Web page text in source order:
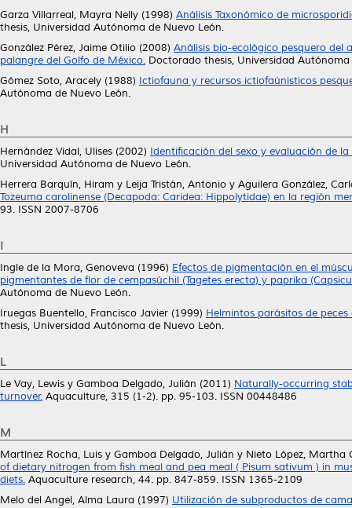
Garza Villarreal, Mayra Nelly (1998) Análisis Taxonómico de
thesis, Universidad Autónoma de Nuevo León.
González Pérez, Jaime Otilio (2008) Análisis bio-ecológico pesquero del
palangre del Golfo de México. Doctorado thesis, Universidad Autónoma
Gómez Soto, Aracely (1988) Ictiofauna y recursos ictiofaúnisticos
Autónoma de Nuevo León.
H
Hernández Vidal, Ulises (2002) Identificación del sexo y evaluación de
Universidad Autónoma de Nuevo León.
Herrera Barquín, Hiram y Leija Tristán, Antonio y Aguilera González,
Tozeuma carolinense (Decapoda: Caridea: Hippolytidae) en la región
93. ISSN 2007-8706
I
Ingle de la Mora, Genoveva (1996) Efectos de pigmentación en el
pigmentantes de flor de cempasúchil (Tagetes erecta) y paprika
Autónoma de Nuevo León.
Iruegas Buentello, Francisco Javier (1999) Helmintos parásitos de
thesis, Universidad Autónoma de Nuevo León.
L
Le Vay, Lewis y Gamboa Delgado, Julián (2011) Naturally-occurring
turnover. Aquaculture, 315 (1-2). pp. 95-103. ISSN 00448486
M
Martínez Rocha, Luis y Gamboa Delgado, Julián y Nieto López, Martha
of dietary nitrogen from fish meal and pea meal ( Pisum sativum ) in
diets. Aquaculture research, 44. pp. 847-859. ISSN 1365-2109
Melo del Angel, Alma Laura (1997) Utilización de subproductos de